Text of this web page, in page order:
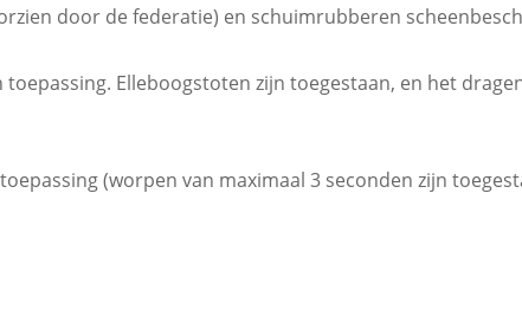
door de federatie) en schuimrubberen
toepassing. Elleboogstoten zijn toegestaan, en het
(worpen van maximaal 3 seconden zijn